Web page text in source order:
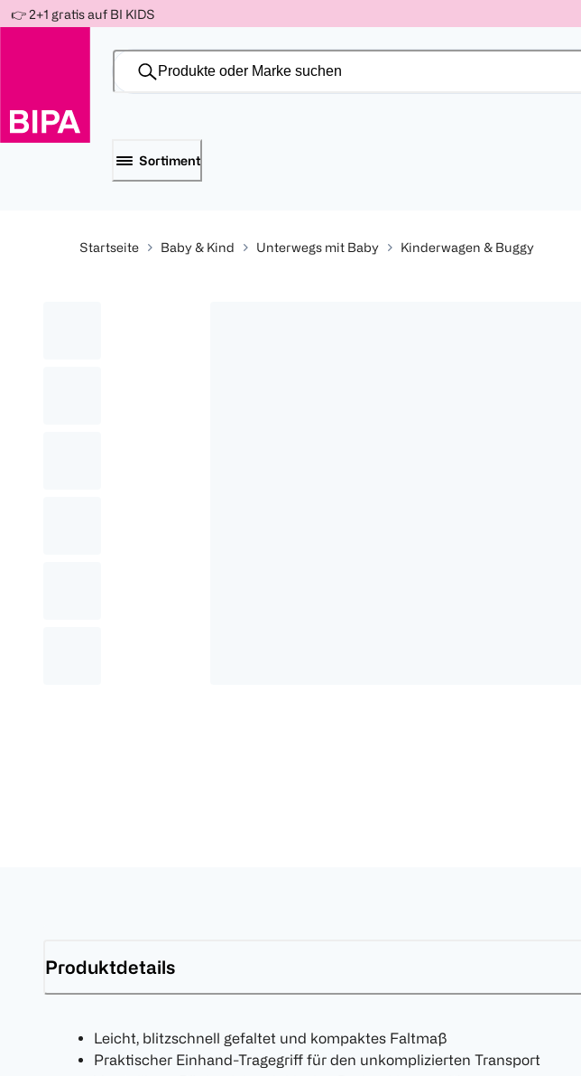
-10%
Für
150 Ös
-15%
Für
300 Ös
-20%
Für
500 Ös
Weiter
zum
👉 2+1 gratis auf BI KIDS
Sortiment
Startseite Baby & Kind Unterwegs mit Baby Kinderwagen & Buggy
Produktdetails
Leicht, blitzschnell gefaltet und kompaktes Faltmaß
Praktischer Einhand-Tragegriff für den unkomplizierten Transport